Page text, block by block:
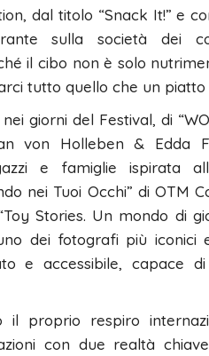
dal titolo “Snack It!” e
sulla società dei
il cibo non è solo
tutto quello che un piatto
giorni del Festival, di
Holleben & Edda
e famiglie ispirata
nei Tuoi Occhi” di OTM
Stories. Un mondo di
dei fotografi più iconici
e accessibile, capace
il proprio respiro
con due realtà